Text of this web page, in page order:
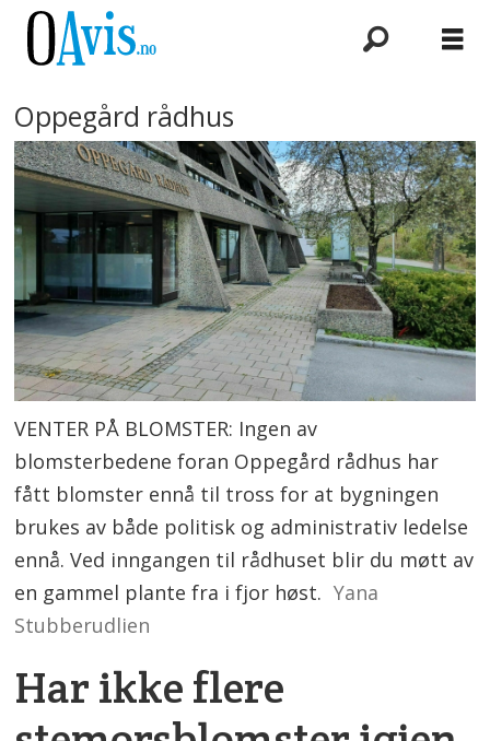
Oppegård rådhus
VENTER PÅ BLOMSTER: Ingen av
blomsterbedene foran Oppegård rådhus har
fått blomster ennå til tross for at bygningen
brukes av både politisk og administrativ ledelse
ennå. Ved inngangen til rådhuset blir du møtt av
en gammel plante fra i fjor høst. Yana
Stubberudlien
Har ikke flere